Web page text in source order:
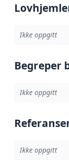
Ikke oppgitt
Begreper
Ikke oppgitt
Ikke oppgitt